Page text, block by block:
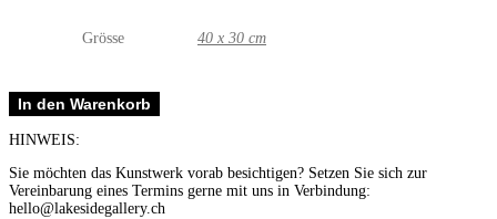
Grösse 40 x 30 cm
little
plop
1
In den Warenkorb
HINWEIS:
Sie möchten das Kunstwerk vorab besichtigen? Setzen Sie sich zur
Vereinbarung eines Termins gerne mit uns in Verbindung:
hello@lakesidegallery.ch